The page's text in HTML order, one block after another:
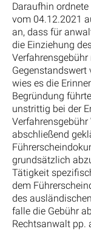
Daraufhin
vom 04.12.2021
an, dass für
die Einziehung
Verfahrensgebühr
Gegenstandswert
wies es die
Begründung
unstrittig bei der
abschließend
grundsätzlich
Tätigkeit
dem
des
falle die Gebühr
Rechtsanwalt pp.